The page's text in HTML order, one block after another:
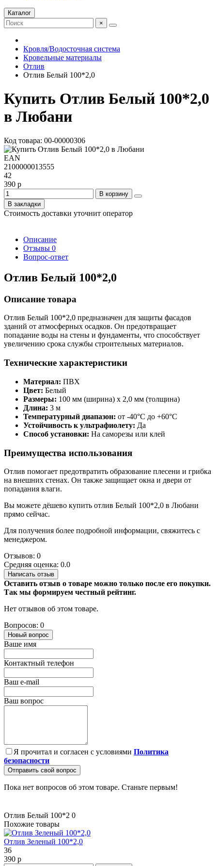
Каталог
×
Кровля/Водосточная система
Кровельные материалы
Отлив
Отлив Белый 100*2,0
Купить Отлив Белый 100*2,0
в Любани
Код товара: 00-00000306
EAN
2100000013555
42
390 р
В корзину
В закладки
Стоимость доставки уточнит оператор
Описание
Отзывы 0
Вопрос-ответ
Отлив Белый 100*2,0
Описание товара
Отлив Белый 100*2,0 предназначен для защиты фасадов
зданий от атмосферных осадков. Он предотвращает
попадание воды на стены и фундаменты, что способствует
увеличению срока службы строительных материалов.
Технические характеристики
Материал: ПВХ
Цвет: Белый
Размеры: 100 мм (ширина) x 2,0 мм (толщина)
Длина: 3 м
Температурный диапазон: от -40°C до +60°C
Устойчивость к ультрафиолету: Да
Способ установки: На саморезы или клей
Преимущества использования
Отлив помогает предотвратить образование плесени и грибка
на внешних стенах. Он также защищает окна и двери от
попадания влаги.
Вы можете дёшево купить отлив Белый 100*2,0 в Любани
прямо сейчас.
Для получения более подробной информации, свяжитесь с
менеджером.
Отзывов: 0
Средняя оценка: 0.0
Написать отзыв
Оставить отзыв о товаре можно только после его покупки.
Так мы формируем честный рейтинг.
Нет отзывов об этом товаре.
Вопросов: 0
Новый вопрос
Ваше имя
Контактный телефон
Ваш e-mail
Ваш вопрос
Я прочитал и согласен с условиями Политика
безопасности
Отправить свой вопрос
Пока нет вопросов об этом товаре. Станьте первым!
Отлив Белый 100*2 0
Похожие товары
Отлив Зеленый 100*2,0
36
390 р